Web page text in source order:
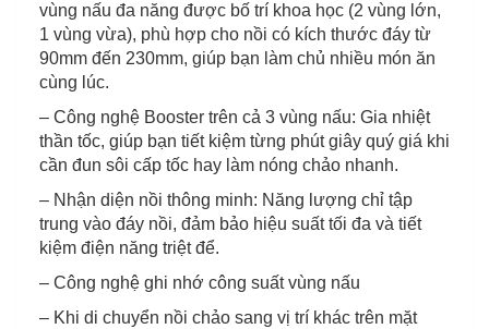
vùng nấu đa năng được bố trí khoa học (2 vùng lớn,
1 vùng vừa), phù hợp cho nồi có kích thước đáy từ
90mm đến 230mm, giúp bạn làm chủ nhiều món ăn
cùng lúc.
– Công nghệ Booster trên cả 3 vùng nấu: Gia nhiệt
thần tốc, giúp bạn tiết kiệm từng phút giây quý giá khi
cần đun sôi cấp tốc hay làm nóng chảo nhanh.
– Nhận diện nồi thông minh: Năng lượng chỉ tập
trung vào đáy nồi, đảm bảo hiệu suất tối đa và tiết
kiệm điện năng triệt để.
– Công nghệ ghi nhớ công suất vùng nấu
– Khi di chuyển nồi chảo sang vị trí khác trên mặt